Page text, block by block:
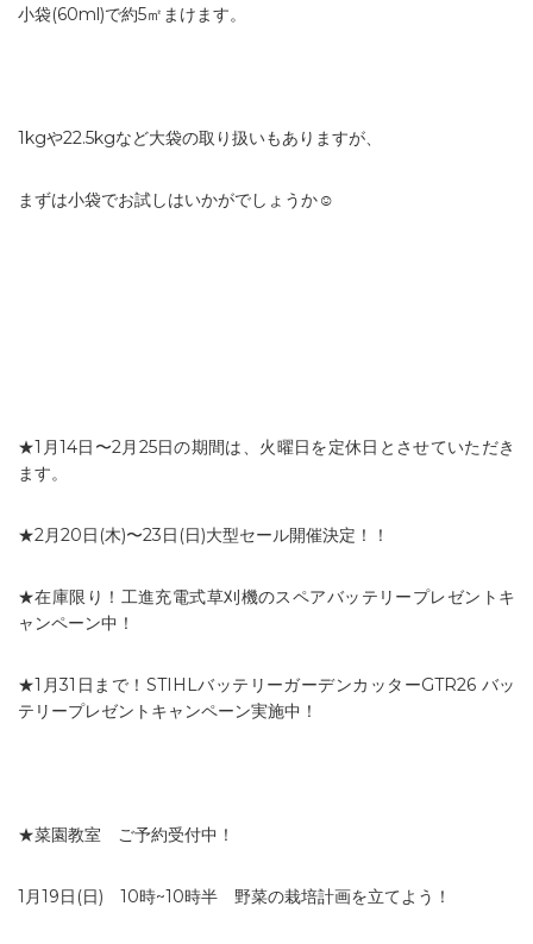
小袋(60ml)で約5㎡まけます。
1kgや22.5kgなど大袋の取り扱いもありますが、
まずは小袋でお試しはいかがでしょうか☺️
★1月14日〜2月25日の期間は、火曜日を定休日とさせていただき
ます。
★2月20日(木)〜23日(日)大型セール開催決定！！
★在庫限り！工進充電式草刈機のスペアバッテリープレゼントキ
ャンペーン中！
★1月31日まで！STIHLバッテリーガーデンカッターGTR26 バッ
テリープレゼントキャンペーン実施中！
★菜園教室 ご予約受付中！
1月19日(日) 10時~10時半 野菜の栽培計画を立てよう！